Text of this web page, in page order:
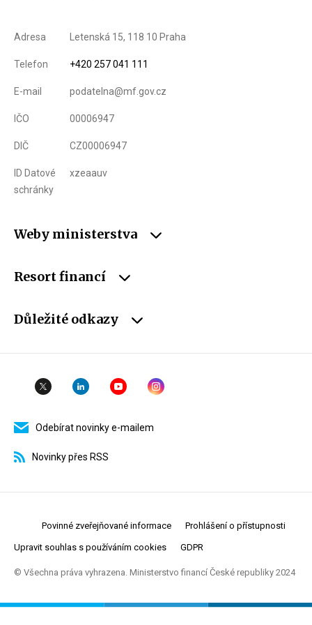
Adresa Letenská 15, 118 10 Praha
Telefon +420 257 041 111
E-mail podatelna@mf.gov.cz
IČO 00006947
DIČ CZ00006947
ID Datové
schránky
xzeaauv
Weby ministerstva
Resort financí
Důležité odkazy
Odebírat novinky e-mailem
Novinky přes RSS
Povinné zveřejňované informace Prohlášení o přístupnosti
Upravit souhlas s používáním cookies GDPR
© Všechna práva vyhrazena. Ministerstvo financí České republiky 2024